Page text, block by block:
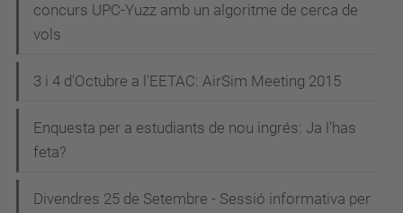
concurs UPC-Yuzz amb un algoritme de cerca de
vols
3 i 4 d'Octubre a l'EETAC: AirSim Meeting 2015
Enquesta per a estudiants de nou ingrés: Ja l'has
feta?
Divendres 25 de Setembre - Sessió informativa per